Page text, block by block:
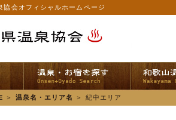
会オフィシャルホームページ
＞ 温泉名・エリア名 ＞ 紀中エリア